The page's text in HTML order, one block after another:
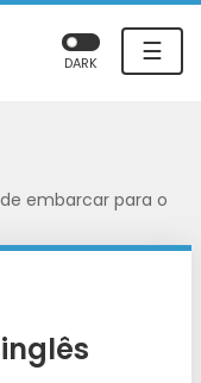
☰
DARK
embarcar para o